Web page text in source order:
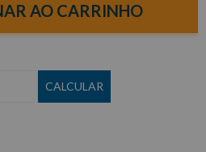
AO CARRINHO